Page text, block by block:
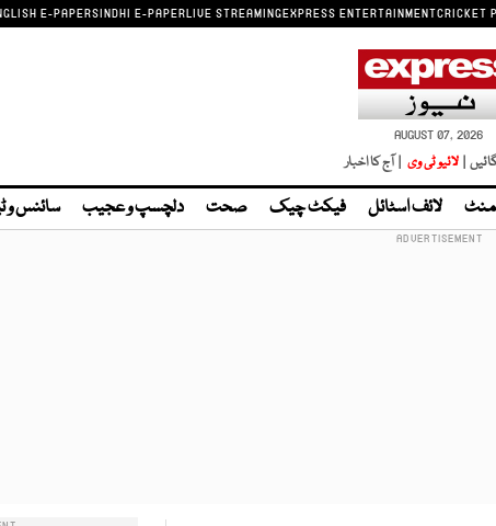
E-PAPERSINDHI E-PAPERLIVE STREAMINGEXPRESS ENTERTAINMENTCRICKET
AUGUST 07, 2026
| لائیو ٹی وی | آج کا اخبار
لائف اسٹائل فیکٹ چیک صحت دلچسپ و عجیب سائنس و